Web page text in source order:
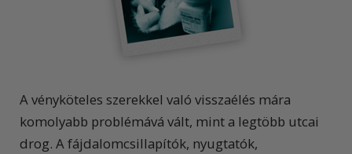
A vényköteles szerekkel való visszaélés mára
komolyabb problémává vált, mint a legtöbb utcai
drog. A fájdalomcsillapítók, nyugtatók,